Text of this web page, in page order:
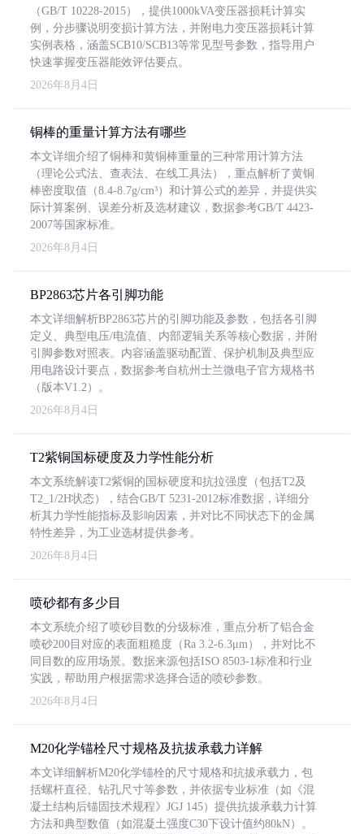
（GB/T 10228-2015），提供1000kVA变压器损耗计算实
例，分步骤说明变损计算方法，并附电力变压器损耗计算
实例表格，涵盖SCB10/SCB13等常见型号参数，指导用户
快速掌握变压器能效评估要点。
2026年8月4日
铜棒的重量计算方法有哪些
本文详细介绍了铜棒和黄铜棒重量的三种常用计算方法
（理论公式法、查表法、在线工具法），重点解析了黄铜
棒密度取值（8.4-8.7g/cm³）和计算公式的差异，并提供实
际计算案例、误差分析及选材建议，数据参考GB/T 4423-
2007等国家标准。
2026年8月4日
BP2863芯片各引脚功能
本文详细解析BP2863芯片的引脚功能及参数，包括各引脚
定义、典型电压/电流值、内部逻辑关系等核心数据，并附
引脚参数对照表。内容涵盖驱动配置、保护机制及典型应
用电路设计要点，数据参考自杭州士兰微电子官方规格书
（版本V1.2）。
2026年8月4日
T2紫铜国标硬度及力学性能分析
本文系统解读T2紫铜的国标硬度和抗拉强度（包括T2及
T2_1/2H状态），结合GB/T 5231-2012标准数据，详细分
析其力学性能指标及影响因素，并对比不同状态下的金属
特性差异，为工业选材提供参考。
2026年8月4日
喷砂都有多少目
本文系统介绍了喷砂目数的分级标准，重点分析了铝合金
喷砂200目对应的表面粗糙度（Ra 3.2-6.3μm），并对比不
同目数的应用场景。数据来源包括ISO 8503-1标准和行业
实践，帮助用户根据需求选择合适的喷砂参数。
2026年8月4日
M20化学锚栓尺寸规格及抗拔承载力详解
本文详细解析M20化学锚栓的尺寸规格和抗拔承载力，包
括螺杆直径、钻孔尺寸等参数，并依据专业标准（如《混
凝土结构后锚固技术规程》JGJ 145）提供抗拔承载力计算
方法和典型数值（如混凝土强度C30下设计值约80kN）。